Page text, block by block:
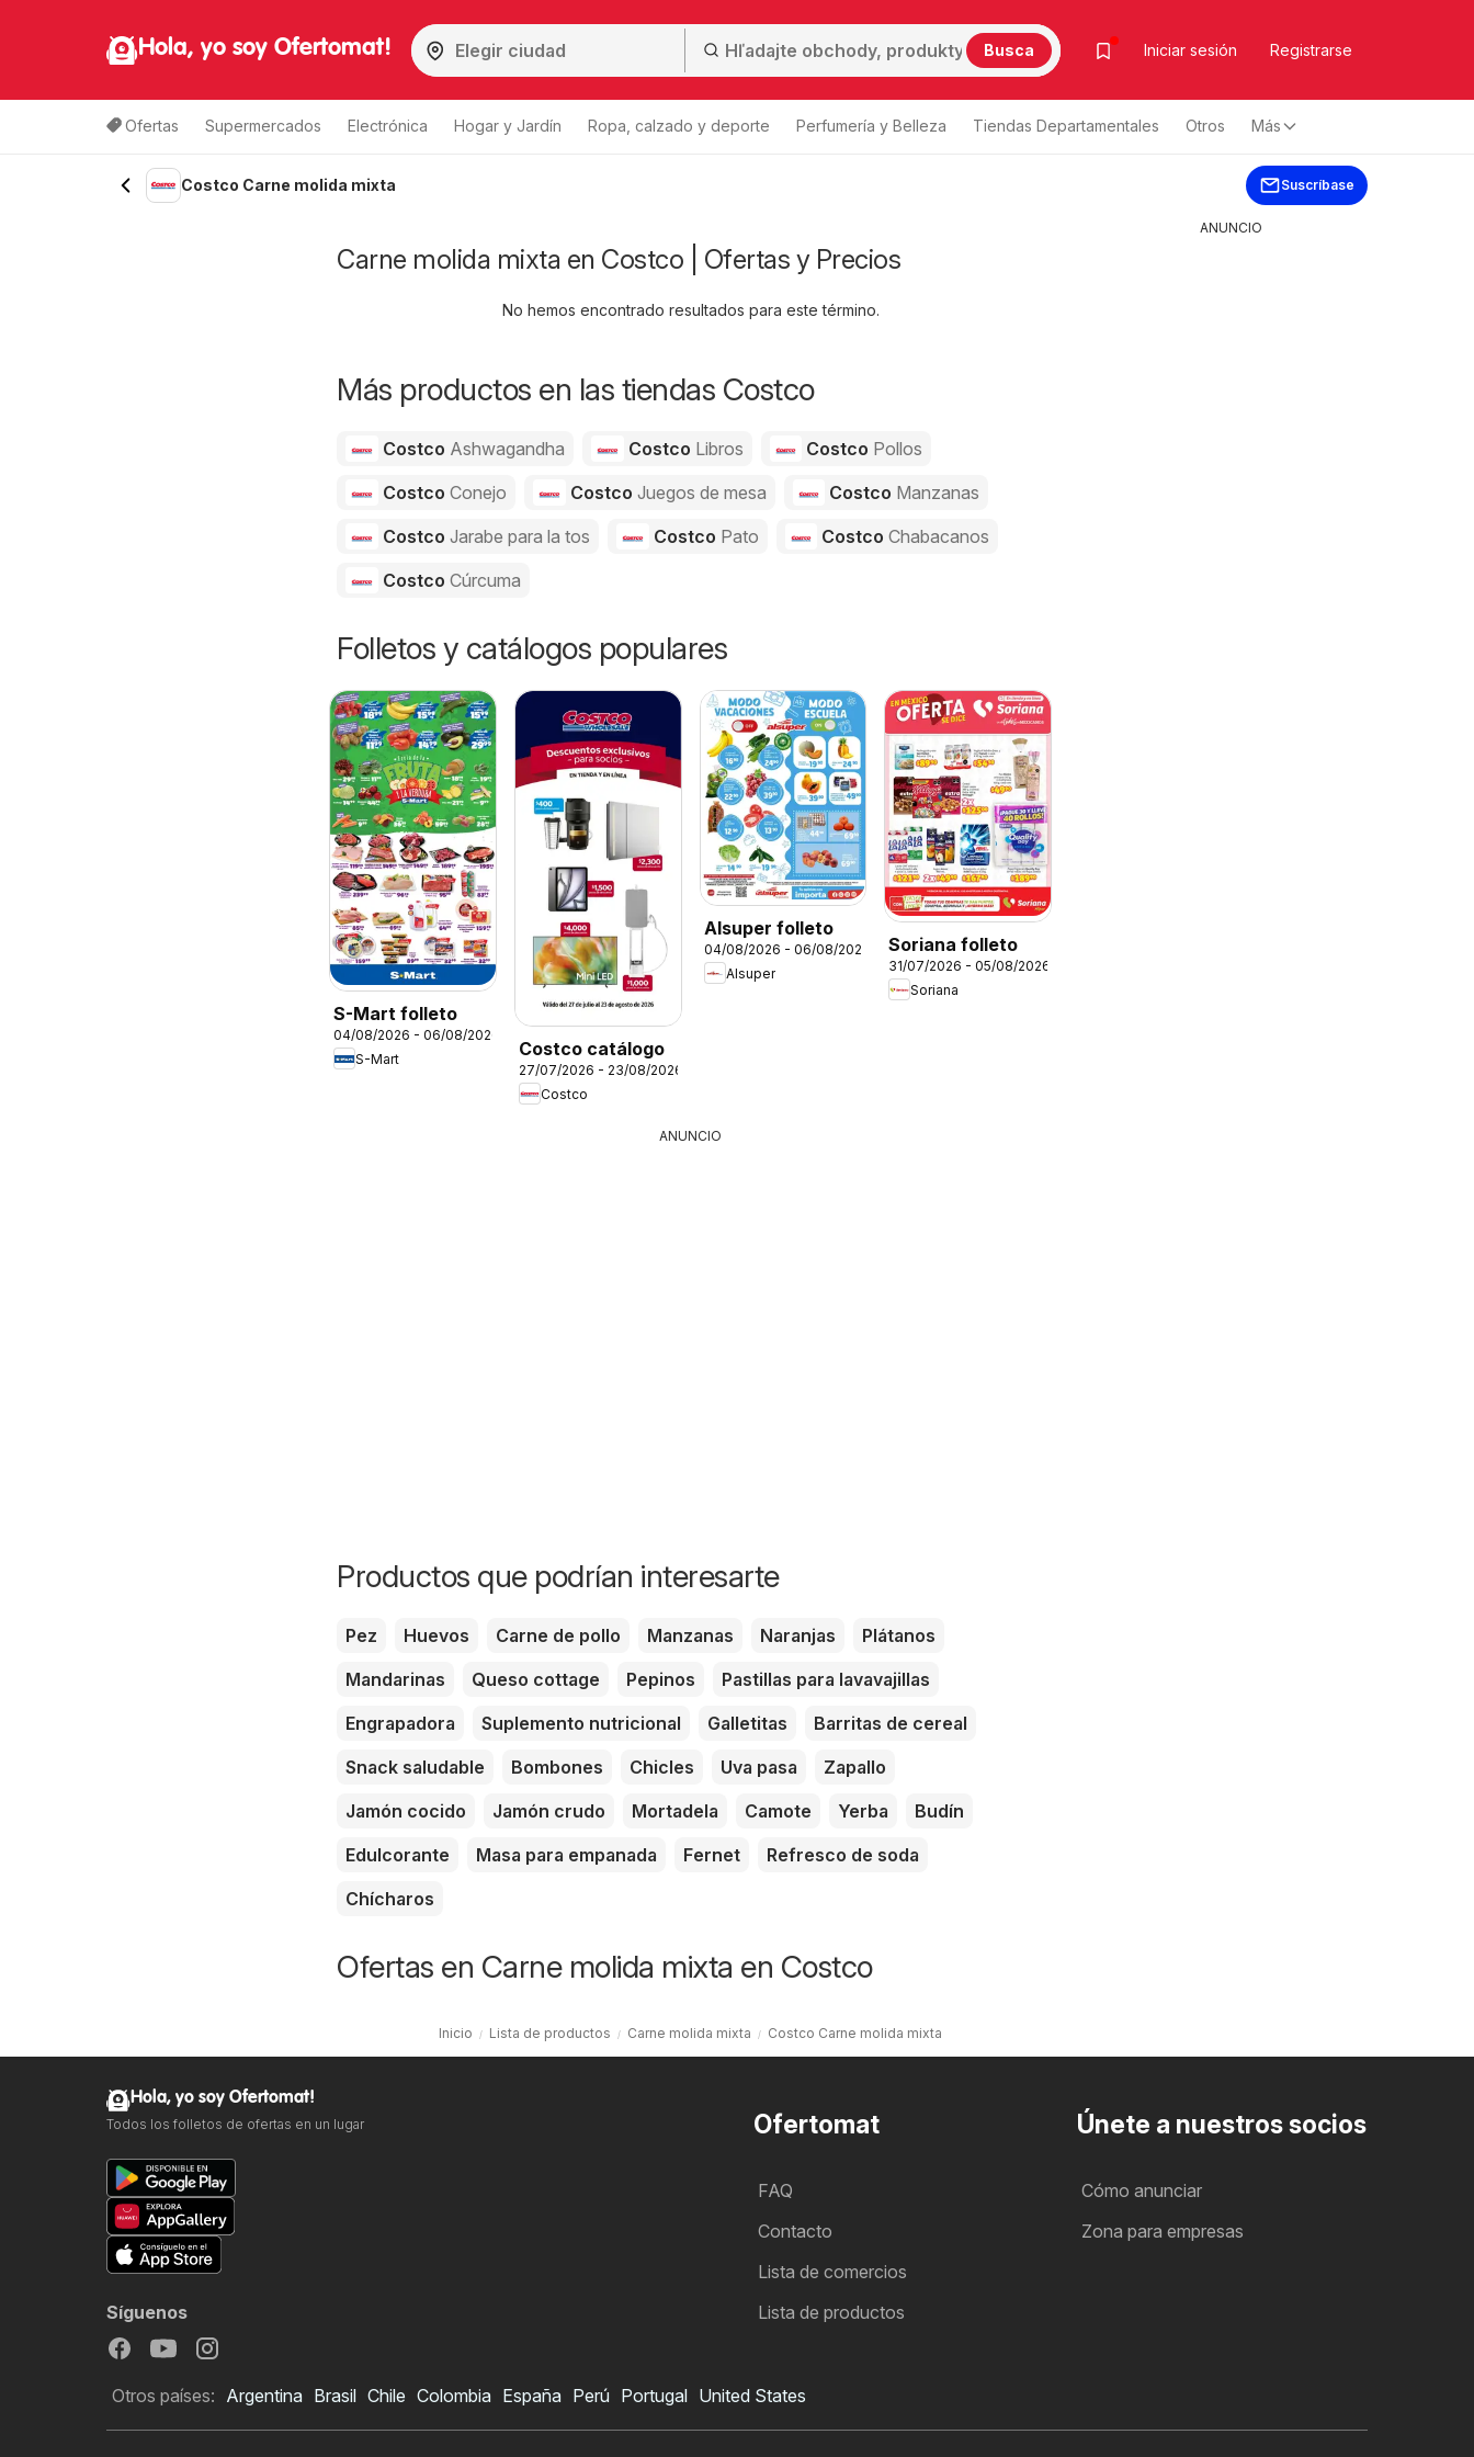
Hola, yo soy Ofertomat! Busca Iniciar sesión Registrarse
Ofertas Supermercados Electrónica Hogar y Jardín Ropa, calzado y deporte Perfumería y Belleza Tiendas Departamentales Otros Más
Costco Carne molida mixta Suscríbase
Carne molida mixta en Costco | Ofertas y Precios
No hemos encontrado resultados para este término.
Más productos en las tiendas Costco
Costco Ashwagandha Costco Libros Costco Pollos
Costco Conejo Costco Juegos de mesa Costco Manzanas
Costco Jarabe para la tos Costco Pato CostcoChabacanos
Costco Cúrcuma
Folletos y catálogos populares
S-Mart folleto
04/08/2026 - 06/08/2026
S-Mart
Costco catálogo
27/07/2026 - 23/08/2026
Costco
Alsuper folleto
04/08/2026 - 06/08/2026
Alsuper
Soriana folleto
31/07/2026 - 05/08/2026
Soriana
ANUNCIO
Productos que podrían interesarte
Pez Huevos Carne de pollo Manzanas Naranjas
Plátanos
Mandarinas
Queso cottage Pepinos
Pastillas para lavavajillas
Engrapadora
Suplemento nutricional Galletitas
Barritas de cereal
Snack saludable
Bombones Chicles Uva pasa
Zapallo
Jamón cocido
Jamón crudo Mortadela Camote Yerba
Budín
Edulcorante
Masa para empanada Fernet
Refresco de soda
Chícharos
Ofertas en Carne molida mixta en Costco
Inicio Lista de productos Carne molida mixta Costco Carne molida mixta
ANUNCIO
Ofertomat
FAQ
Contacto
Lista de comercios
Lista de productos
Únete a nuestros socios
Cómo anunciar
Zona para empresas
Hola, yo soy Ofertomat!
Todos los folletos de ofertas en un lugar
Síguenos
Otros países: Argentina Brasil Chile Colombia España Perú Portugal United States